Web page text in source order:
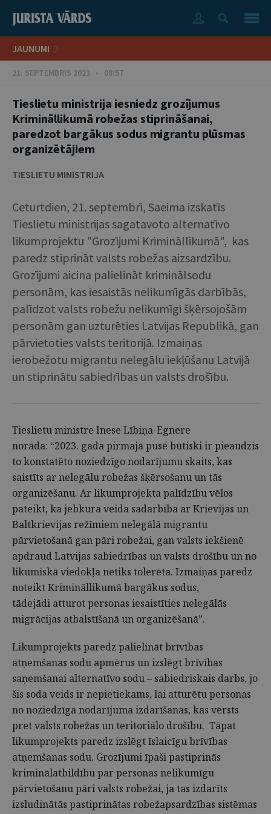
JAUNUMI
21. SEPTEMBRIS 2023 • 08:57
Tieslietu ministrija iesniedz grozījumus
Krimināllikumā robežas stiprināšanai,
paredzot bargākus sodus migrantu plūsmas
organizētājiem
TIESLIETU MINISTRIJA
Ceturtdien, 21. septembrī, Saeima izskatīs
Tieslietu ministrijas sagatavoto alternatīvo
likumprojektu "Grozījumi Krimināllikumā", kas
paredz stiprināt valsts robežas aizsardzību.
Grozījumi aicina palielināt kriminālsodu
personām, kas iesaistās nelikumīgās darbībās,
palīdzot valsts robežu nelikumīgi šķērsojošām
personām gan uzturēties Latvijas Republikā, gan
pārvietoties valsts teritorijā. Izmaiņas
ierobežotu migrantu nelegālu iekļūšanu Latvijā
un stiprinātu sabiedrības un valsts drošību.
Tieslietu ministre Inese Lībiņa-Egnere
norāda: “2023. gada pirmajā pusē būtiski ir pieaudzis
to konstatēto noziedzīgo nodarījumu skaits, kas
saistīts ar nelegālu robežas šķērsošanu un tās
organizēšanu. Ar likumprojekta palīdzību vēlos
pateikt, ka jebkura veida sadarbība ar Krievijas un
Baltkrievijas režīmiem nelegālā migrantu
pārvietošanā gan pāri robežai, gan valsts iekšienē
apdraud Latvijas sabiedrības un valsts drošību un no
likumiskā viedokļa netiks tolerēta. Izmaiņas paredz
noteikt Krimināllikumā bargākus sodus,
tādejādi atturot personas iesaistīties nelegālās
migrācijas atbalstīšanā un organizēšanā”.
Likumprojekts paredz palielināt brīvības
atņemšanas sodu apmērus un izslēgt brīvības
saņemšanai alternatīvo sodu – sabiedriskais darbs, jo
šis soda veids ir nepietiekams, lai atturētu personas
no noziedzīga nodarījuma izdarīšanas, kas vērsts
pret valsts robežas un teritoriālo drošību. Tāpat
likumprojekts paredz izslēgt īslaicīgu brīvības
atņemšanas sodu. Grozījumi īpaši pastiprinās
kriminālatbildību par personas nelikumīgu
pārvietošanu pāri valsts robežai, ja tas izdarīts
izsludinātās pastiprinātas robežapsardzības sistēmas